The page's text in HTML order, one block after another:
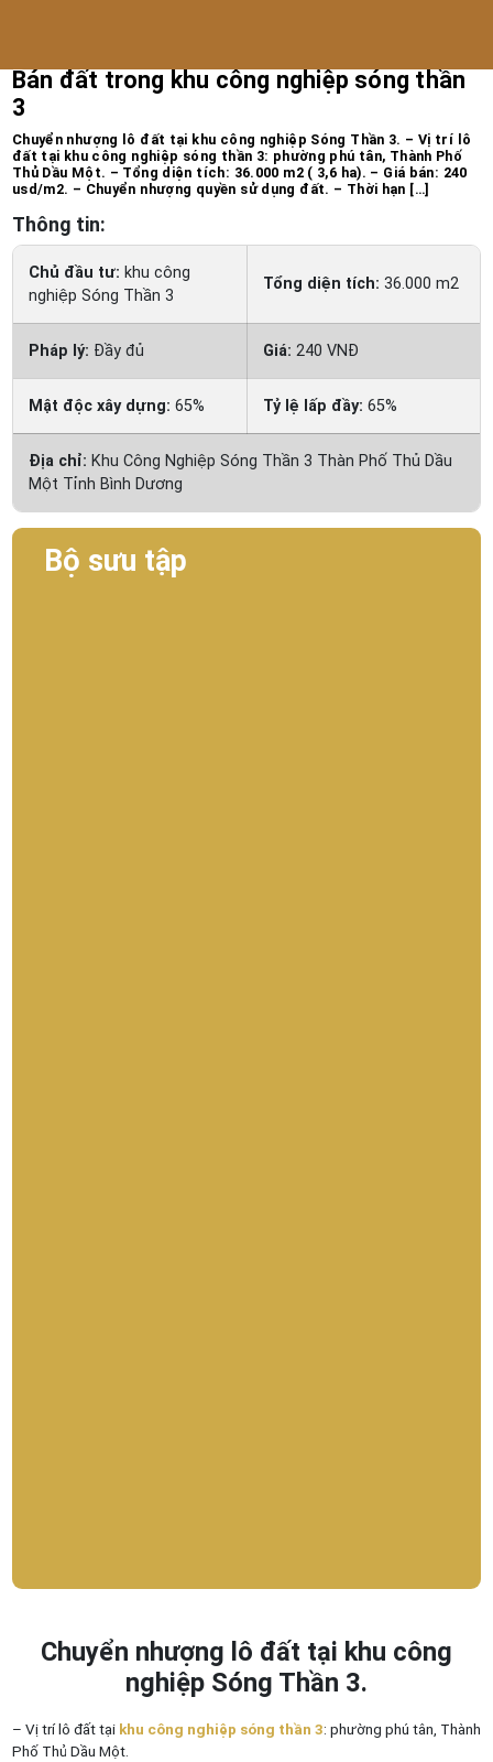
Bán đất trong khu công nghiệp sóng thần
3
Chuyển nhượng lô đất tại khu công nghiệp Sóng Thần 3. – Vị trí lô
đất tại khu công nghiệp sóng thần 3: phường phú tân, Thành Phố
Thủ Dầu Một. – Tổng diện tích: 36.000 m2 ( 3,6 ha). – Giá bán: 240
usd/m2. – Chuyển nhượng quyền sử dụng đất. – Thời hạn […]
Thông tin:
Chủ đầu tư: khu công
nghiệp Sóng Thần 3
Tổng diện tích:36.000 m2
Pháp lý: Đầy đủ Giá:240 VNĐ
Mật độc xây dựng:65% Tỷ lệ lấp đầy:65%
Địa chỉ: Khu Công Nghiệp Sóng Thần 3 Thàn Phố Thủ Dầu
Một Tỉnh Bình Dương
Bộ sưu tập
Chuyển nhượng lô đất tại khu công
nghiệp Sóng Thần 3.
– Vị trí lô đất tại khu công nghiệp sóng thần 3: phường phú tân, Thành
Phố Thủ Dầu Một.